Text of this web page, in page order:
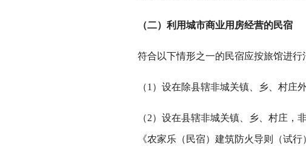
（二）利用城市商业用房经营的民宿
符合以下情形之一的民宿应按旅馆进行
（1）设在除县辖非城关镇、乡、村庄
（2）设在县辖非城关镇、乡、村庄
《农家乐（民宿）建筑防火导则（试